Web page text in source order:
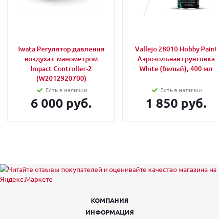
Iwata Регулятор давления
воздуха с манометром
Impact Controller-2
(W2012920700)
Есть в наличии
6 000 руб.
Vallejo 28010 Hobby Paint
Аэрозольная грунтовка
White (белый), 400 мл
Есть в наличии
1 850 руб.
КОМПАНИЯ
ИНФОРМАЦИЯ